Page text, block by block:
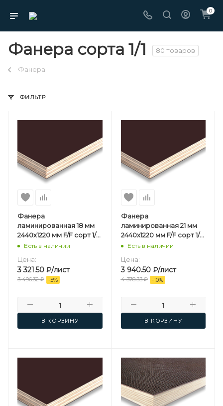
0
Фанера сорта 1/1 80 товаров
Фанера
ФИЛЬТР
Фанера
ламинированная 18 мм
2440х1220 мм F/F сорт 1/1
березовая
Есть в наличии
Цена:
3 321.50 ₽/лист
3 496.32₽ -5%
В КОРЗИНУ
Фанера
ламинированная 21 мм
2440х1220 мм F/F сорт 1/1
березовая
Есть в наличии
Цена:
3 940.50₽/лист
4 378.33₽ -10%
В КОРЗИНУ